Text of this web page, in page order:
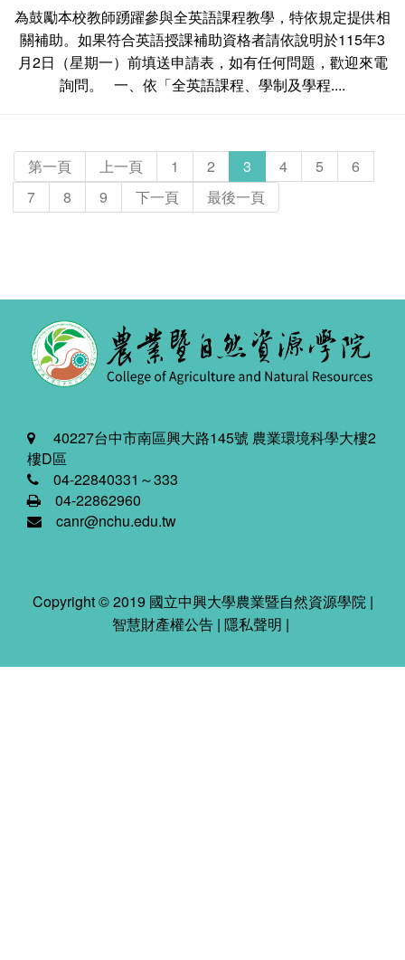
為鼓勵本校教師踴躍參與全英語課程教學，特依規定提供相
關補助。如果符合英語授課補助資格者請依說明於115年3
月2日（星期一）前填送申請表，如有任何問題，歡迎來電
詢問。 一、依「全英語課程、學制及學程....
第一頁 上一頁 1 2 3 4 5
6
7
8 9 下一頁 最後一頁
40227台中市南區興大路145號 農業環境科學大樓2
樓D區
04-22840331～333
04-22862960
canr@nchu.edu.tw
Copyright © 2019 國立中興大學農業暨自然資源學院 |
智慧財產權公告 | 隱私聲明 |